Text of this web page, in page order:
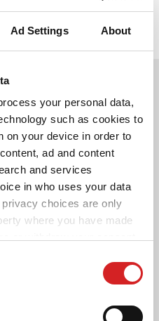
Ad Settings About
your personal data,
such as cookies to
on your device in order to
ad and content
and services
in who uses your data
choices are only
where you have made
de l'orifice central sur
se placer